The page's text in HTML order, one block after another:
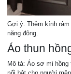
Gợi ý: Thêm kính râm
năng động.
Áo thun
Mô tả: Áo sơ mi